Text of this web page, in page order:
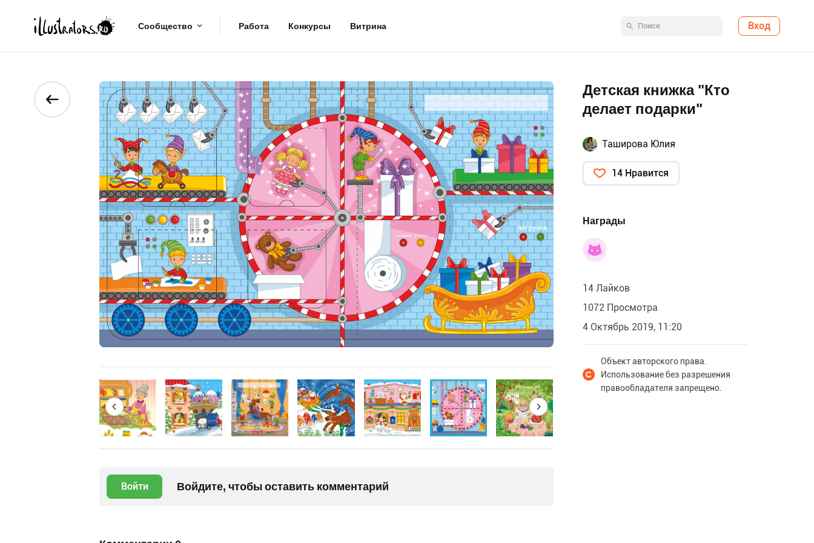
Сообщество Работа Конкурсы Витрина Вход
Войти Войдите, чтобы оставить комментарий
Детская книжка "Кто
делает подарки"
Таширова Юлия
14 Нравится
Награды
14 Лайков
1072 Просмотра
4 Октябрь 2019, 11:20
Объект авторского права.
Использование без разрешения
правообладателя запрещено.